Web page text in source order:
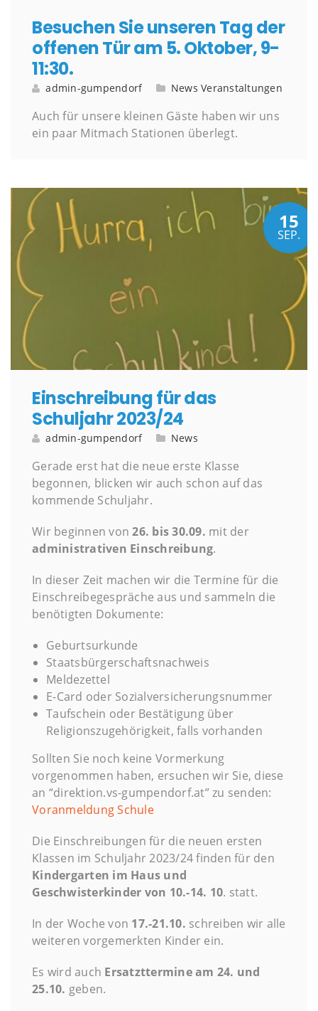
Besuchen Sie unseren Tag der
offenen Tür am 5. Oktober, 9-
11:30.
admin-gumpendorf News Veranstaltungen
Auch für unsere kleinen Gäste haben wir uns
ein paar Mitmach Stationen überlegt.
15
SEP.
Einschreibung für das
Schuljahr 2023/24
admin-gumpendorf News
Gerade erst hat die neue erste Klasse
begonnen, blicken wir auch schon auf das
kommende Schuljahr.
Wir beginnen von 26. bis 30.09. mit der
administrativen Einschreibung.
In dieser Zeit machen wir die Termine für die
Einschreibegespräche aus und sammeln die
benötigten Dokumente:
Geburtsurkunde
Staatsbürgerschaftsnachweis
Meldezettel
E-Card oder Sozialversicherungsnummer
Taufschein oder Bestätigung über
Religionszugehörigkeit, falls vorhanden
Sollten Sie noch keine Vormerkung
vorgenommen haben, ersuchen wir Sie, diese
an “direktion.vs-gumpendorf.at” zu senden:
Voranmeldung Schule
Die Einschreibungen für die neuen ersten
Klassen im Schuljahr 2023/24 finden für den
Kindergarten im Haus und
Geschwisterkinder von 10.-14. 10. statt.
In der Woche von 17.-21.10. schreiben wir alle
weiteren vorgemerkten Kinder ein.
Es wird auch Ersatzttermine am 24. und
25.10. geben.